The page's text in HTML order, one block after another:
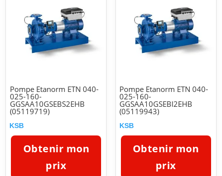
Pompe Etanorm ETN 040-
025-160-
GGSAA10GSEBS2EHB
(05119719)
KSB
Obtenir mon
prix
Pompe Etanorm ETN 040-
025-160-
GGSAA10GSEBI2EHB
(05119943)
KSB
Obtenir mon
prix